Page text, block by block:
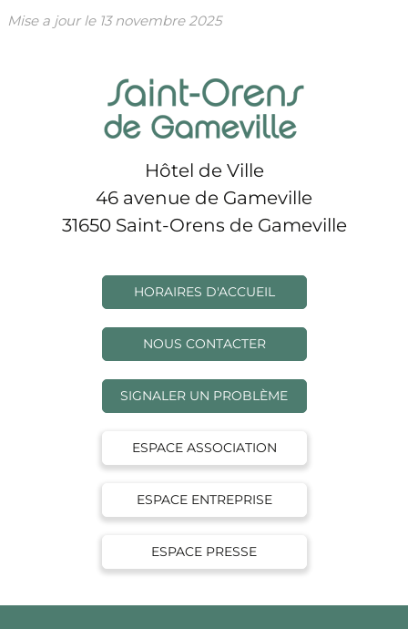
Mise a jour le 13 novembre 2025
Hôtel de Ville
46 avenue de Gameville
31650 Saint-Orens de Gameville
HORAIRES D'ACCUEIL
NOUS CONTACTER
SIGNALER UN PROBLÈME
ESPACE ASSOCIATION
ESPACE ENTREPRISE
ESPACE PRESSE